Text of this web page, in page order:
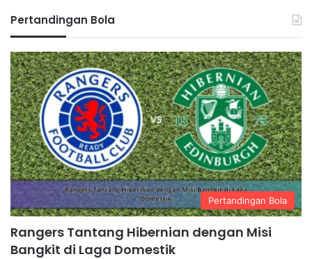
Pertandingan Bola
Pertandingan Bola
Rangers Tantang Hibernian dengan Misi
Bangkit di Laga Domestik